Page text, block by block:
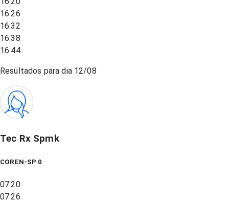
16:26
16:32
16:38
16:44
Resultados para dia 12/08
Tec Rx Spmk
COREN-SP 0
07:20
07:26